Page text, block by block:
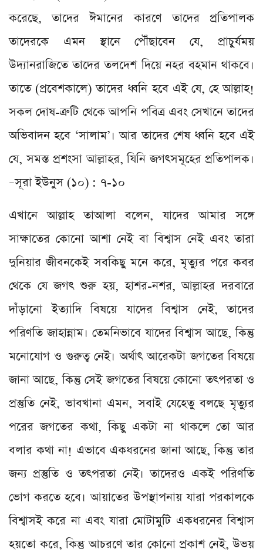
করেছে, তাদের ঈমানের কারণে তাদের প্রতিপালক
তাদেরকে এমন স্থানে পৌঁছাবেন যে, প্রাচুর্যময়
উদ্যানরাজিতে তাদের তলদেশ দিয়ে নহর বহমান থাকবে।
তাতে (প্রবেশকালে) তাদের ধ্বনি হবে এই যে, হে আল্লাহ!
সকল দোষ-ত্রুটি থেকে আপনি পবিত্র এবং সেখানে তাদের
অভিবাদন হবে ‘সালাম’। আর তাদের শেষ ধ্বনি হবে এই
যে, সমস্ত প্রশংসা আল্লাহর, যিনি জগৎসমূহের প্রতিপালক।
–সূরা ইউনুস (১০) : ৭-১০
এখানে আল্লাহ তাআলা বলেন, যাদের আমার সঙ্গে
সাক্ষাতের কোনো আশা নেই বা বিশ্বাস নেই এবং তারা
দুনিয়ার জীবনকেই সবকিছু মনে করে, মৃত্যুর পরে কবর
থেকে যে জগৎ শুরু হয়, হাশর-নশর, আল্লাহর দরবারে
দাঁড়ানো ইত্যাদি বিষয়ে যাদের বিশ্বাস নেই, তাদের
পরিণতি জাহান্নাম। তেমনিভাবে যাদের বিশ্বাস আছে, কিন্তু
মনোযোগ ও গুরুত্ব নেই। অর্থাৎ আরেকটা জগতের বিষয়ে
জানা আছে, কিন্তু সেই জগতের বিষয়ে কোনো তৎপরতা ও
প্রস্তুতি নেই, ভাবখানা এমন, সবাই যেহেতু বলছে মৃত্যুর
পরের জগতের কথা, কিছু একটা না থাকলে তো আর
বলার কথা না! এভাবে একধরনের জানা আছে, কিন্তু তার
জন্য প্রস্তুতি ও তৎপরতা নেই। তাদেরও একই পরিণতি
ভোগ করতে হবে। আয়াতের উপস্থাপনায় যারা পরকালকে
বিশ্বাসই করে না এবং যারা মোটামুটি একধরনের বিশ্বাস
হয়তো করে, কিন্তু আচরণে তার কোনো প্রকাশ নেই, উভয়